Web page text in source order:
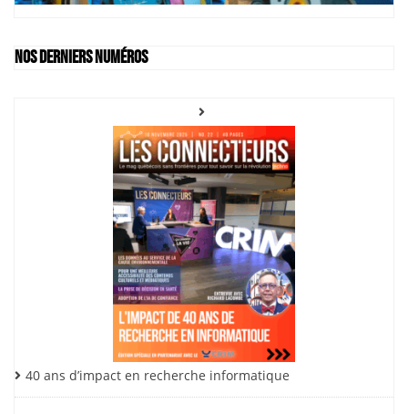
Nos derniers numéros
40 ans d’impact en recherche informatique